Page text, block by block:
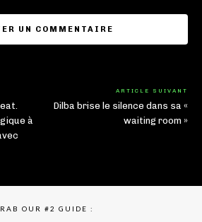
à
ARTICLE SUIVANT
Dilba brise le silence dans sa «
waiting room »
OUR #2 GUIDE :